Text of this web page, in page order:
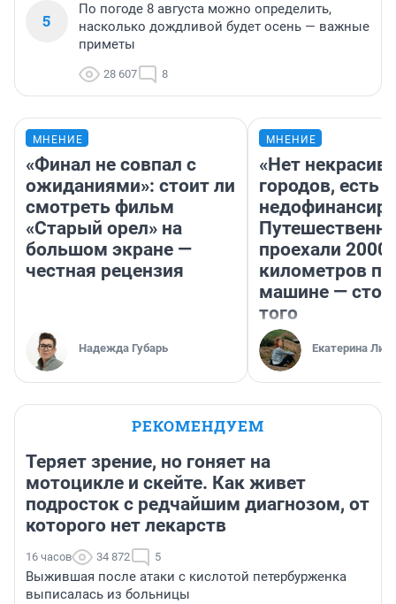
5
По погоде 8 августа можно определить,
насколько дождливой будет осень — важные
приметы
28 607 8
МНЕНИЕ
«Финал не совпал с
ожиданиями»: стоит ли
смотреть фильм
«Старый орел» на
большом экране —
честная рецензия
Надежда Губарь
МНЕНИЕ
«Нет
городов, есть
проехали 2000
километров по
машине —
того
Екатерина
РЕКОМЕНДУЕМ
Теряет зрение, но гоняет на
мотоцикле и скейте. Как живет
подросток с редчайшим диагнозом, от
которого нет лекарств
16 часов 34 872 5
Выжившая после атаки с кислотой петербурженка
выписалась из больницы